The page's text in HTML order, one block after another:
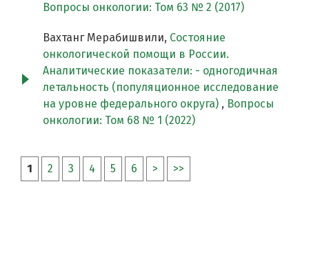
Вопросы онкологии: Том 63 № 2 (2017)
Вахтанг Мерабишвили, Состояние
онкологической помощи в России.
Аналитические показатели: - одногодичная
летальность (популяционное исследование
на уровне федерального округа) , Вопросы
онкологии: Том 68 № 1 (2022)
1 2 3 4 5 6 > >>